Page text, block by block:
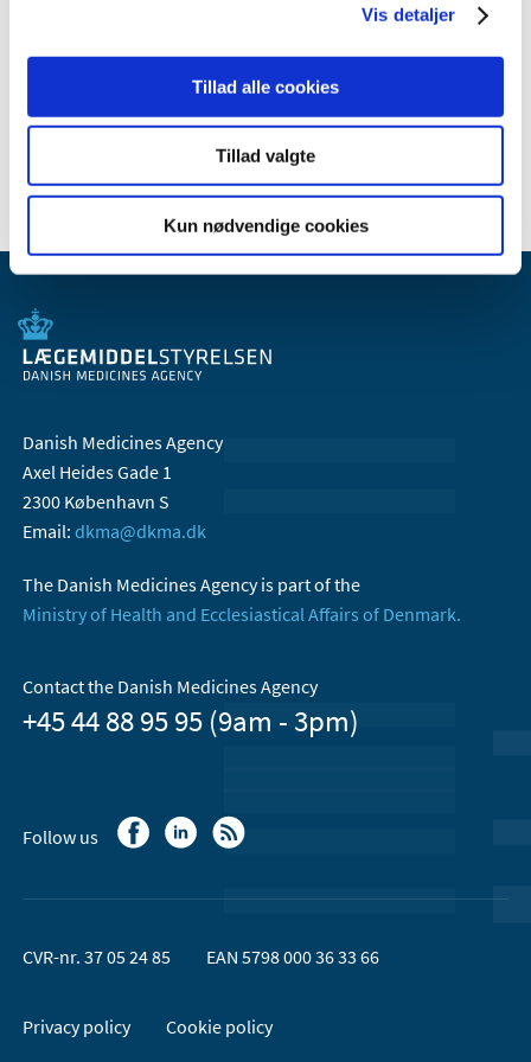
Vis detaljer
Tillad alle cookies
Tillad valgte
Kun nødvendige cookies
2007 (3)
Danish Medicines Agency
Axel Heides Gade 1
2300 København S
Email: dkma@dkma.dk
The Danish Medicines Agency is part of the
Ministry of Health and Ecclesiastical Affairs of Denmark.
Contact the Danish Medicines Agency
+45 44 88 95 95 (9am - 3pm)
Follow us
CVR-nr. 37 05 24 85 EAN 5798 000 36 33 66
Privacy policy Cookie policy